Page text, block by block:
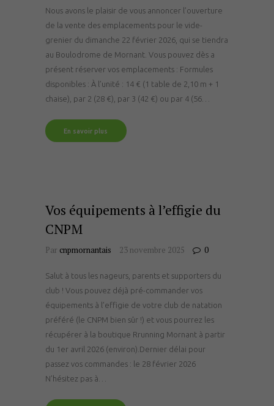
Nous avons le plaisir de vous annoncer l’ouverture
de la vente des emplacements pour le vide-
grenier du dimanche 22 février 2026, qui se tiendra
au Boulodrome de Mornant. Vous pouvez dès a
présent réserver vos emplacements : Formules
disponibles : À l’unité : 14 € (1 table de 2,10 m + 1
chaise), par 2 (28 €), par 3 (42 €) ou par 4 (56…
En savoir plus
Vos équipements à l’effigie du
CNPM
Par cnpmornantais 23 novembre 2025 0
Salut à tous les nageurs, parents et supporters du
club ! Vous pouvez déjà pré-commander vos
équipements à l’effigie de votre club de natation
préféré (le CNPM bien sûr !) et vous pourrez les
récupérer à la boutique Rrunning Mornant à partir
du 1er avril 2026 (environ).Dernier délai pour
passez vos commandes : le 28 février 2026
N’hésitez pas à…